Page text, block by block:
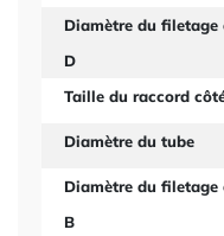
Diamètre du filetage
D
Taille du raccord
Diamètre du tube
Diamètre du filetage
B